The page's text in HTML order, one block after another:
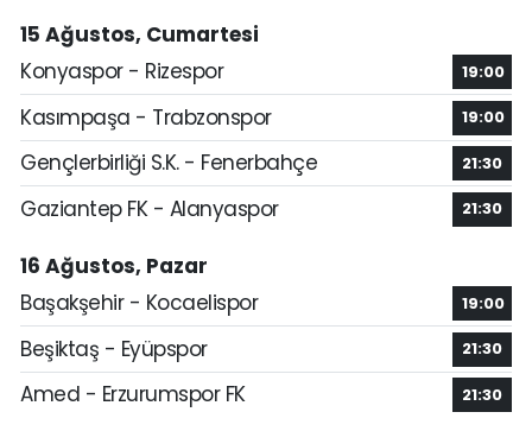
15 Ağustos, Cumartesi
Konyaspor - Rizespor
19:00
Kasımpaşa - Trabzonspor 19:00
Gençlerbirliği S.K. - Fenerbahçe 21:30
Gaziantep FK - Alanyaspor 21:30
16 Ağustos, Pazar
Başakşehir - Kocaelispor
19:00
Beşiktaş - Eyüpspor 21:30
Amed - Erzurumspor FK 21:30